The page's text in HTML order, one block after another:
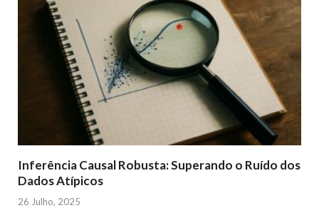
Inferência Causal Robusta: Superando o Ruído dos
Dados Atípicos
26 Julho, 2025